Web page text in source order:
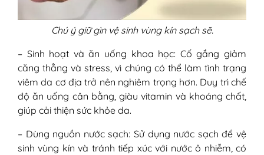
Chú ý giữ gìn vệ sinh vùng kín sạch sẽ.
– Sinh hoạt và ăn uống khoa học: Cố gắng giảm
căng thẳng và stress, vì chúng có thể làm tình trạng
viêm da cơ địa trở nên nghiêm trọng hơn. Duy trì chế
độ ăn uống cân bằng, giàu vitamin và khoáng chất,
giúp cải thiện sức khỏe da.
– Dùng nguồn nước sạch: Sử dụng nước sạch để vệ
sinh vùng kín và tránh tiếp xúc với nước ô nhiễm, có